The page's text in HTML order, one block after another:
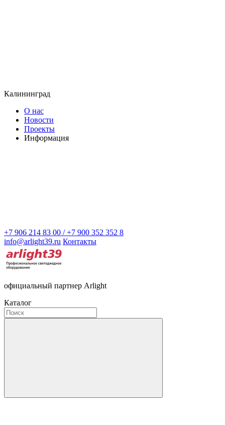
Калининград
О нас
Новости
Проекты
Информация
+7 906 214 83 00 / +7 900 352 352 8
info@arlight39.ru Контакты
официальный партнер Arlight
Каталог